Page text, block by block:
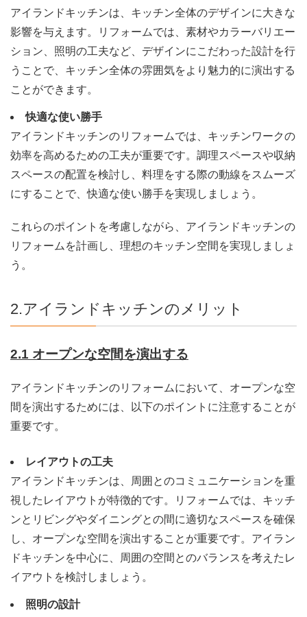
アイランドキッチンは、キッチン全体のデザインに大きな
影響を与えます。リフォームでは、素材やカラーバリエー
ション、照明の工夫など、デザインにこだわった設計を行
うことで、キッチン全体の雰囲気をより魅力的に演出する
ことができます。
快適な使い勝手
アイランドキッチンのリフォームでは、キッチンワークの
効率を高めるための工夫が重要です。調理スペースや収納
スペースの配置を検討し、料理をする際の動線をスムーズ
にすることで、快適な使い勝手を実現しましょう。
これらのポイントを考慮しながら、アイランドキッチンの
リフォームを計画し、理想のキッチン空間を実現しましょ
う。
2.アイランドキッチンのメリット
2.1 オープンな空間を演出する
アイランドキッチンのリフォームにおいて、オープンな空
間を演出するためには、以下のポイントに注意することが
重要です。
レイアウトの工夫
アイランドキッチンは、周囲とのコミュニケーションを重
視したレイアウトが特徴的です。リフォームでは、キッチ
ンとリビングやダイニングとの間に適切なスペースを確保
し、オープンな空間を演出することが重要です。アイラン
ドキッチンを中心に、周囲の空間とのバランスを考えたレ
イアウトを検討しましょう。
照明の設計